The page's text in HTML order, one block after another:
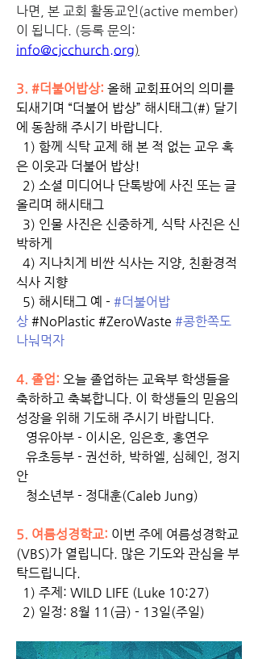
나면, 본 교회 활동교인(active member)
info@cjcchurch.org)
3. #더불어밥상: 올해 교회표어의 의미를
되새기며 “더불어 밥상” 해시태그(#) 달기
에 동참해 주시기 바랍니다.
1) 함께 식탁 교제 해 본 적 없는 교우 혹
은 이웃과 더불어 밥상!
2) 소셜 미디어나 단톡방에 사진 또는 글
올리며 해시태그
3) 인물 사진은 신중하게, 식탁 사진은 신
박하게
4) 지나치게 비싼 식사는 지양, 친환경적
식사 지향
5) 해시태그 예 - #더불어밥
상 #NoPlastic #ZeroWaste #콩한쪽도
나눠먹자
4. 졸업: 오늘 졸업하는 교육부 학생들을
축하하고 축복합니다. 이 학생들의 믿음의
성장을 위해 기도해 주시기 바랍니다.
   영유아부 - 이시온, 임은호, 홍연우
안
   청소년부 - 정대훈(Caleb Jung)
5. 여름성경학교: 이번 주에 여름성경학교
(VBS)가 열립니다. 많은 기도와 관심을 부
탁드립니다.
1) 주제: WILD LIFE (Luke 10:27)
2) 일정: 8월 11(금) - 13일(주일)